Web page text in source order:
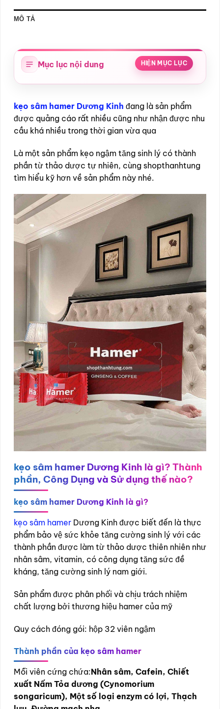
MÔ TẢ
Mục lục nội dung HIỆN MỤC LỤC
kẹo sâm hamer Dương Kinh đang là sản phẩm
được quảng cáo rất nhiều cũng như nhận được nhu
cầu khá nhiều trong thời gian vừa qua
Là một sản phẩm kẹo ngậm tăng sinh lý có thành
phần từ thảo dược tự nhiên, cùng shopthanhtung
tìm hiểu kỹ hơn về sản phẩm này nhé.
kẹo sâm hamer Dương Kinh là gì? Thành
phần, Công Dụng và Sử dụng thế nào?
kẹo sâm hamer Dương Kinh là gì?
kẹo sâm hamer Dương Kinh được biết đến là thực
phẩm bảo vệ sức khỏe tăng cường sinh lý với các
thành phần được làm từ thảo dược thiên nhiên như
nhân sâm, vitamin, có công dụng tăng sức đề
kháng, tăng cường sinh lý nam giới.
Sản phẩm được phân phối và chịu trách nhiệm
chất lượng bởi thương hiệu hamer của mỹ
Quy cách đóng gói: hộp 32 viên ngậm
Thành phần của kẹo sâm hamer
Mỗi viên cứng chứa:Nhân sâm, Cafein, Chiết
xuất Nấm Tỏa dương (Cynomorium
songaricum), Một số loại enzym có lợi, Thạch